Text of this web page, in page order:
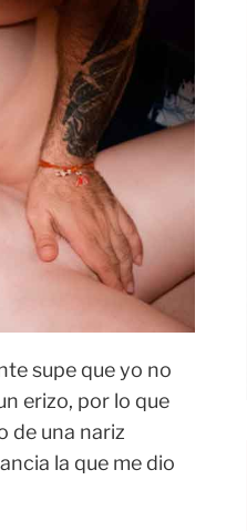
supe que yo no
erizo, por lo que
de una nariz
la que me dio